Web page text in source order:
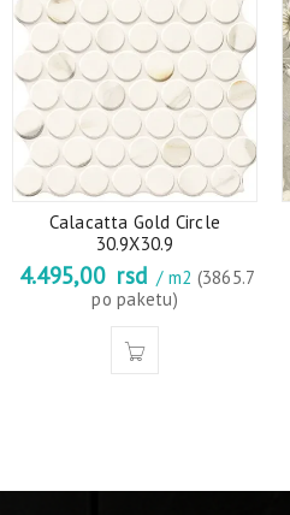
Calacatta Gold Circle
30.9X30.9
4.495,00 rsd / m2 (3865.7
po paketu)